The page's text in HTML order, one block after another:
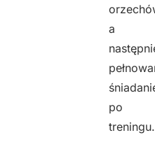
a
po
treningu.